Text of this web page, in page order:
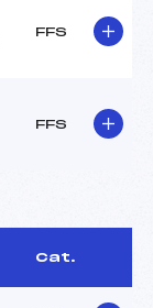
FFS
FFS
Cat.